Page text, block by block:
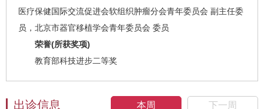
医疗保健国际交流促进会软组织肿瘤分会青年委员会 副主任委
员，北京市器官移植学会青年委员会 委员
荣誉(所获奖项)
教育部科技进步二等奖
本周 下一周
出诊信息